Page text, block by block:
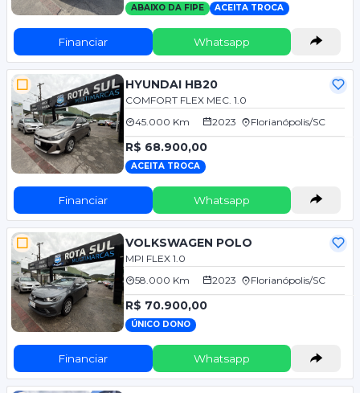
ABAIXO DA FIPE ACEITA TROCA
Financiar Whatsapp
HYUNDAI HB20
COMFORT FLEX MEC. 1.0
45.000 Km
2023 Florianópolis/SC
R$ 68.900,00
ACEITA TROCA
Financiar Whatsapp
VOLKSWAGEN POLO
MPI FLEX 1.0
58.000 Km
2023 Florianópolis/SC
R$ 70.900,00
ÚNICO DONO
Financiar Whatsapp